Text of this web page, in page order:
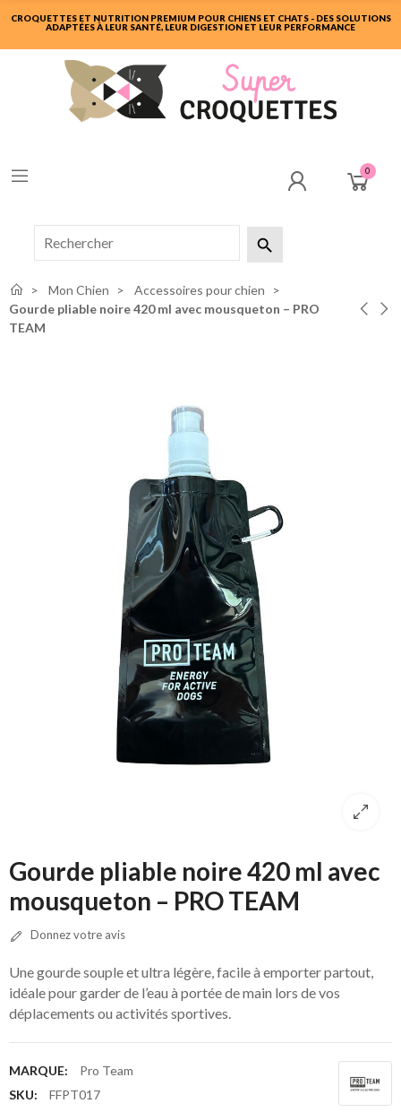
CROQUETTES ET NUTRITION PREMIUM POUR CHIENS ET CHATS - DES SOLUTIONS
ADAPTÉES À LEUR SANTÉ, LEUR DIGESTION ET LEUR PERFORMANCE
0

Mon Chien
Accessoires pour chien
Gourde pliable noire 420 ml avec mousqueton – PRO
TEAM
Gourde pliable noire 420 ml avec
mousqueton – PRO TEAM
Donnez votre avis
Une gourde souple et ultra légère, facile à emporter partout,
idéale pour garder de l’eau à portée de main lors de vos
déplacements ou activités sportives.
MARQUE:
Pro Team
SKU:
FFPT017